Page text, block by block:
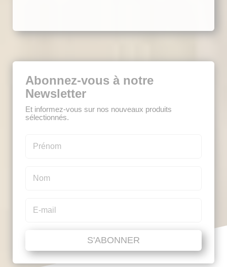
Abonnez-vous à notre
Newsletter
Et informez-vous sur nos nouveaux produits
sélectionnés.
S'ABONNER